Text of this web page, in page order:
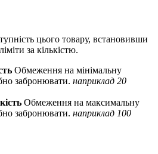
цього товару, встановивши
за кількістю.
Обмеження на мінімальну
забронювати. наприклад 20
Обмеження на максимальну
забронювати. наприклад 100